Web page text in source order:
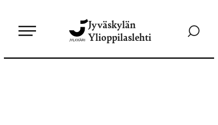
sisältöön
Jyväskylän
Ylioppilaslehti
Siirry